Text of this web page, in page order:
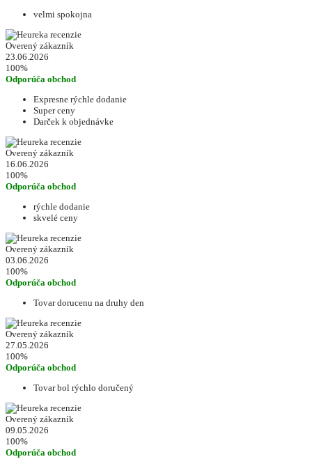
velmi spokojna
Overený zákazník
23.06.2026
100%
Odporúča obchod
Expresne rýchle dodanie
Super ceny
Darček k objednávke
Overený zákazník
16.06.2026
100%
Odporúča obchod
rýchle dodanie
skvelé ceny
Overený zákazník
03.06.2026
100%
Odporúča obchod
Tovar dorucenu na druhy den
Overený zákazník
27.05.2026
100%
Odporúča obchod
Tovar bol rýchlo doručený
Overený zákazník
09.05.2026
100%
Odporúča obchod